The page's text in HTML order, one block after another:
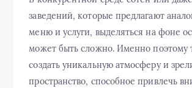
заведений, которые предлагают
меню и услуги, выделяться на фоне
может быть сложно. Именно поэтому
создать уникальную атмосферу и
пространство, способное привлечь